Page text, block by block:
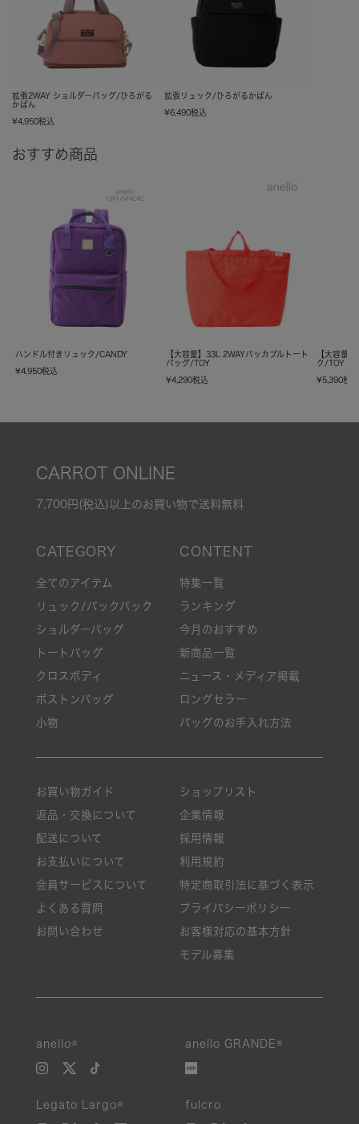
拡張2WAY ショルダーバッグ/ひろがる
かばん
¥4,950税込
拡張リュック/ひろがるかばん
¥6,490税込
おすすめ商品
ハンドル付きリュック/CANDY
¥4,950税込
【大容量】33L 2WAYパッカブルトート
バッグ/TOY
¥4,290税込
【大容量
ク/TOY
¥5,390税込
CARROT ONLINE
7,700円(税込)以上のお買い物で送料無料
全てのアイテム
リュック/バックパック
ショルダーバッグ
トートバッグ
クロスボディ
ボストンバッグ
小物
特集一覧
ランキング
今月のおすすめ
新商品一覧
ニュース・メディア掲載
ロングセラー
バッグのお手入れ方法
お買い物ガイド
返品・交換について
配送について
お支払いについて
会員サービスについて
よくある質問
お問い合わせ
ショップリスト
企業情報
採用情報
利用規約
特定商取引法に基づく表示
プライバシーポリシー
お客様対応の基本方針
モデル募集
anello® anello GRANDE®
Legato Largo® fulcro